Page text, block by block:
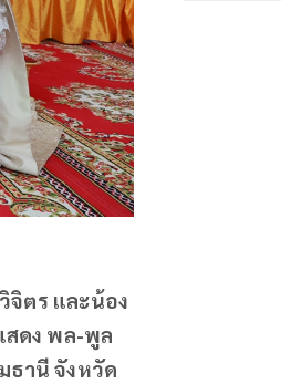
ตร และน้อง
ดง พล-พูล
ธานี จังหวัด